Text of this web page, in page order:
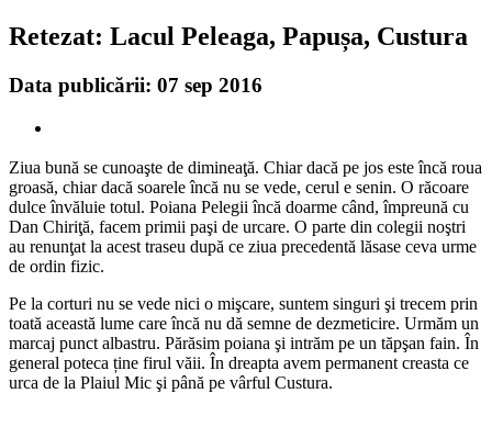
Retezat: Lacul Peleaga, Papușa, Custura
Data publicării: 07 sep 2016
Ziua bună se cunoaşte de dimineaţă. Chiar dacă pe jos este încă roua
groasă, chiar dacă soarele încă nu se vede, cerul e senin. O răcoare
dulce învăluie totul. Poiana Pelegii încă doarme când, împreună cu
Dan Chiriţă, facem primii paşi de urcare. O parte din colegii noştri
au renunţat la acest traseu după ce ziua precedentă lăsase ceva urme
de ordin fizic.
Pe la corturi nu se vede nici o mişcare, suntem singuri şi trecem prin
toată această lume care încă nu dă semne de dezmeticire. Urmăm un
marcaj punct albastru. Părăsim poiana şi intrăm pe un tăpşan fain. În
general poteca ține firul văii. În dreapta avem permanent creasta ce
urca de la Plaiul Mic şi până pe vârful Custura.